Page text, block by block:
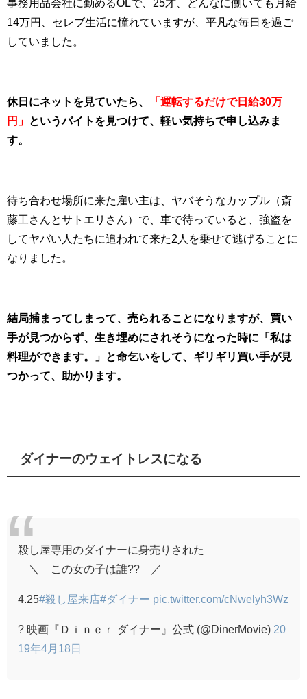
事務用品会社に勤めるOLで、25才、どんなに働いても月給
14万円、セレブ生活に憧れていますが、平凡な毎日を過ご
していました。
休日にネットを見ていたら、
「運転するだけで日給30万
円」
というバイトを見つけて、軽い気持ちで申し込みま
す。
待ち合わせ場所に来た雇い主は、ヤバそうなカップル（斎
藤工さんとサトエリさん）で、車で待っていると、強盗を
してヤバい人たちに追われて来た2人を乗せて逃げることに
なりました。
結局捕まってしまって、売られることになりますが、買い
手が見つからず、生き埋めにされそうになった時に「私は
料理ができます。」と命乞いをして、ギリギリ買い手が見
つかって、助かります。
ダイナーのウェイトレスになる
殺し屋専用のダイナーに身売りされた
＼ この女の子は誰?? ／
4.25#殺し屋来店#ダイナー pic.twitter.com/cNwelyh3Wz
? 映画『Ｄｉｎｅｒ ダイナー』公式 (@DinerMovie) 20
19年4月18日